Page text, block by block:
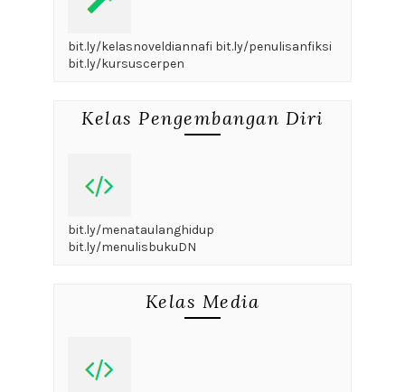
bit.ly/kelasnoveldiannafi bit.ly/penulisanfiksi
bit.ly/kursuscerpen
Kelas Pengembangan Diri
bit.ly/menataulanghidup
bit.ly/menulisbukuDN
Kelas Media